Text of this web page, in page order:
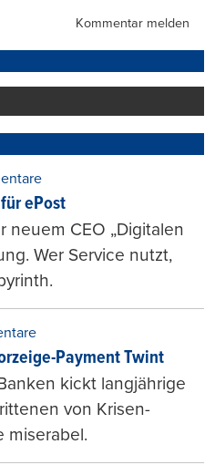
Kommentar melden
ePost
neuem CEO „Digitalen
Wer Service nutzt,
Payment Twint
kickt langjährige
von Krisen-
miserabel.